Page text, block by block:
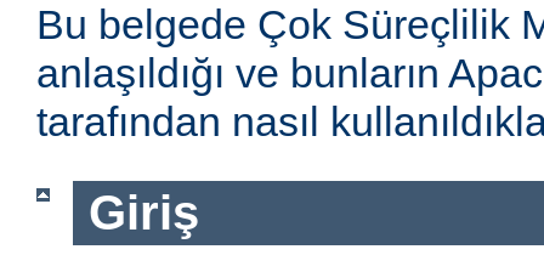
Bu belgede Çok Süreçlilik
anlaşıldığı ve bunların
tarafından nasıl
Giriş